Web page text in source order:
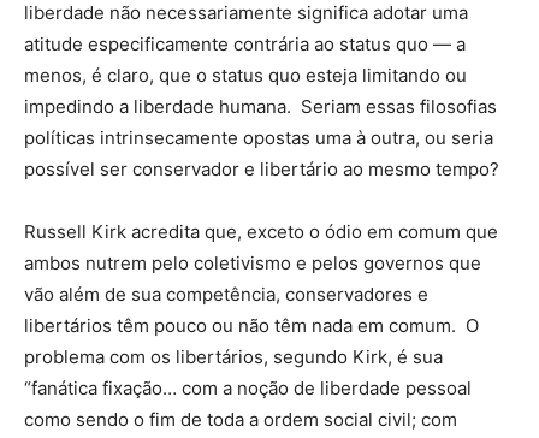
liberdade não necessariamente significa adotar uma
atitude especificamente contrária ao status quo — a
menos, é claro, que o status quo esteja limitando ou
impedindo a liberdade humana. Seriam essas filosofias
políticas intrinsecamente opostas uma à outra, ou seria
possível ser conservador e libertário ao mesmo tempo?
Russell Kirk acredita que, exceto o ódio em comum que
ambos nutrem pelo coletivismo e pelos governos que
vão além de sua competência, conservadores e
libertários têm pouco ou não têm nada em comum. O
problema com os libertários, segundo Kirk, é sua
“fanática fixação… com a noção de liberdade pessoal
como sendo o fim de toda a ordem social civil; com